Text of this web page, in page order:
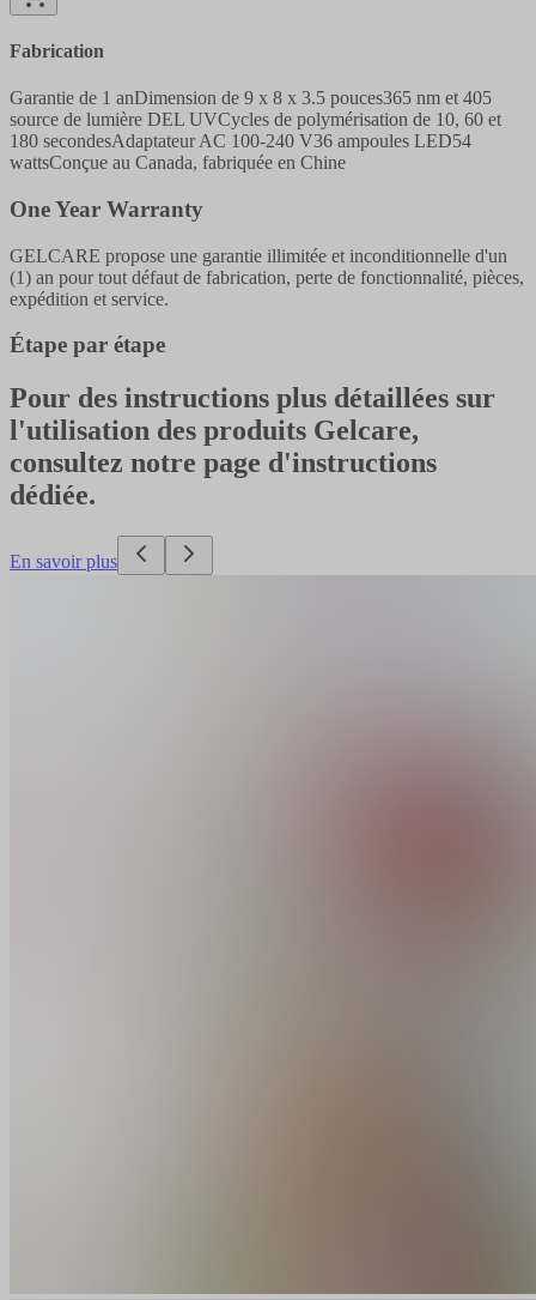
Fabrication
Garantie de 1 anDimension de 9 x 8 x 3.5 pouces365 nm et 405
source de lumière DEL UVCycles de polymérisation de 10, 60 et
180 secondesAdaptateur AC 100-240 V36 ampoules LED54
wattsConçue au Canada, fabriquée en Chine
One Year Warranty
GELCARE propose une garantie illimitée et inconditionnelle d'un
(1) an pour tout défaut de fabrication, perte de fonctionnalité, pièces,
expédition et service.
Étape par étape
Pour des instructions plus détaillées sur
l'utilisation des produits Gelcare,
consultez notre page d'instructions
dédiée.
En savoir plus